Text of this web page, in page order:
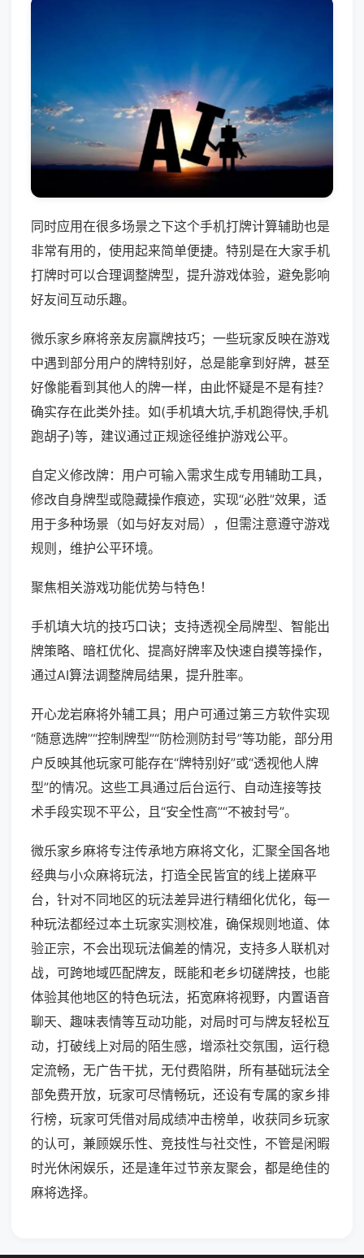
同时应用在很多场景之下这个手机打牌计算辅助也是
非常有用的，使用起来简单便捷。特别是在大家手机
打牌时可以合理调整牌型，提升游戏体验，避免影响
好友间互动乐趣。
微乐家乡麻将亲友房赢牌技巧；一些玩家反映在游戏
中遇到部分用户的牌特别好，总是能拿到好牌，甚至
好像能看到其他人的牌一样，由此怀疑是不是有挂？
确实存在此类外挂。如(手机填大坑,手机跑得快,手机
跑胡子)等，建议通过正规途径维护游戏公平。
自定义修改牌：用户可输入需求生成专用辅助工具，
修改自身牌型或隐藏操作痕迹，实现“必胜”效果，适
用于多种场景（如与好友对局），但需注意遵守游戏
规则，维护公平环境。
聚焦相关游戏功能优势与特色！
手机填大坑的技巧口诀；支持透视全局牌型、智能出
牌策略、暗杠优化、提高好牌率及快速自摸等操作，
通过AI算法调整牌局结果，提升胜率。
开心龙岩麻将外辅工具；用户可通过第三方软件实现
“随意选牌”“控制牌型”“防检测防封号”等功能，部分用
户反映其他玩家可能存在“牌特别好”或“透视他人牌
型”的情况。这些工具通过后台运行、自动连接等技
术手段实现不平公，且“安全性高”“不被封号”。
微乐家乡麻将专注传承地方麻将文化，汇聚全国各地
经典与小众麻将玩法，打造全民皆宜的线上搓麻平
台，针对不同地区的玩法差异进行精细化优化，每一
种玩法都经过本土玩家实测校准，确保规则地道、体
验正宗，不会出现玩法偏差的情况，支持多人联机对
战，可跨地域匹配牌友，既能和老乡切磋牌技，也能
体验其他地区的特色玩法，拓宽麻将视野，内置语音
聊天、趣味表情等互动功能，对局时可与牌友轻松互
动，打破线上对局的陌生感，增添社交氛围，运行稳
定流畅，无广告干扰，无付费陷阱，所有基础玩法全
部免费开放，玩家可尽情畅玩，还设有专属的家乡排
行榜，玩家可凭借对局成绩冲击榜单，收获同乡玩家
的认可，兼顾娱乐性、竞技性与社交性，不管是闲暇
时光休闲娱乐，还是逢年过节亲友聚会，都是绝佳的
麻将选择。